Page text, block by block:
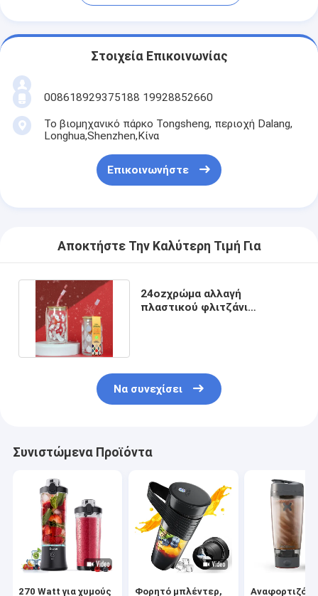
Στοιχεία Επικοινωνίας
008618929375188 19928852660
Το βιομηχανικό πάρκο Tongsheng, περιοχή Dalang,
Longhua,Shenzhen,Κίνα
Επικοινωνήστε
Αποκτήστε Την Καλύτερη Τιμή Για
24ozχρώμα αλλαγή
πλαστικού φλιτζάνι
Να συνεχίσει
Συνιστώμενα Προϊόντα
270 Watt για χυμούς Φορητό μπλέντερ,